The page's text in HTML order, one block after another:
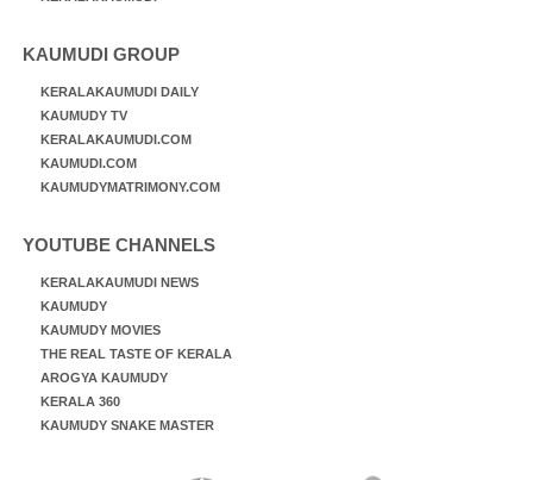
KAUMUDI GROUP
KERALAKAUMUDI DAILY
KAUMUDY TV
KERALAKAUMUDI.COM
KAUMUDI.COM
KAUMUDYMATRIMONY.COM
YOUTUBE CHANNELS
KERALAKAUMUDI NEWS
KAUMUDY
KAUMUDY MOVIES
THE REAL TASTE OF KERALA
AROGYA KAUMUDY
KERALA 360
KAUMUDY SNAKE MASTER